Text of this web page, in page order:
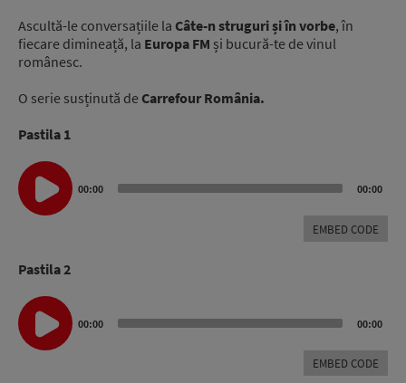
Ascultă-le conversațiile la Câte-n struguri și în vorbe, în
fiecare dimineață, la Europa FM și bucură-te de vinul
românesc.
O serie susținută de Carrefour România.
Pastila 1
Audio
Player
00:00 00:00
EMBED CODE
Pastila 2
Audio
Player
00:00 00:00
EMBED CODE